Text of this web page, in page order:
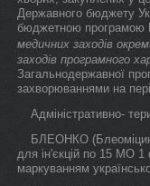
Державного бюджету
бюджетною
медичних заходів
заходів програмного
Загальнодержавної
захворюваннями на
Адміністративно-
БЛЕОНКО
для ін'єкцій по 15 МО 1
маркуванням